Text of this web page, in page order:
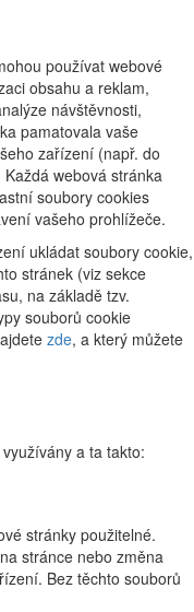
používat webové
obsahu a reklam,
návštěvnosti,
pamatovala vaše
zařízení (např. do
webová stránka
soubory cookies
vašeho prohlížeče.
ukládat soubory cookie,
stránek (viz sekce
na základě tzv.
souborů cookie
zde, a který můžete
a ta takto:
stránky použitelné.
stránce nebo změna
Bez těchto souborů